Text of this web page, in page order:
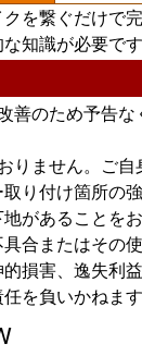
を繋ぐだけで
知識が必要です
善のため予告な
りません。ご
り付け箇所の
があることを
合またはその
損害、逸失利
を負いかねます